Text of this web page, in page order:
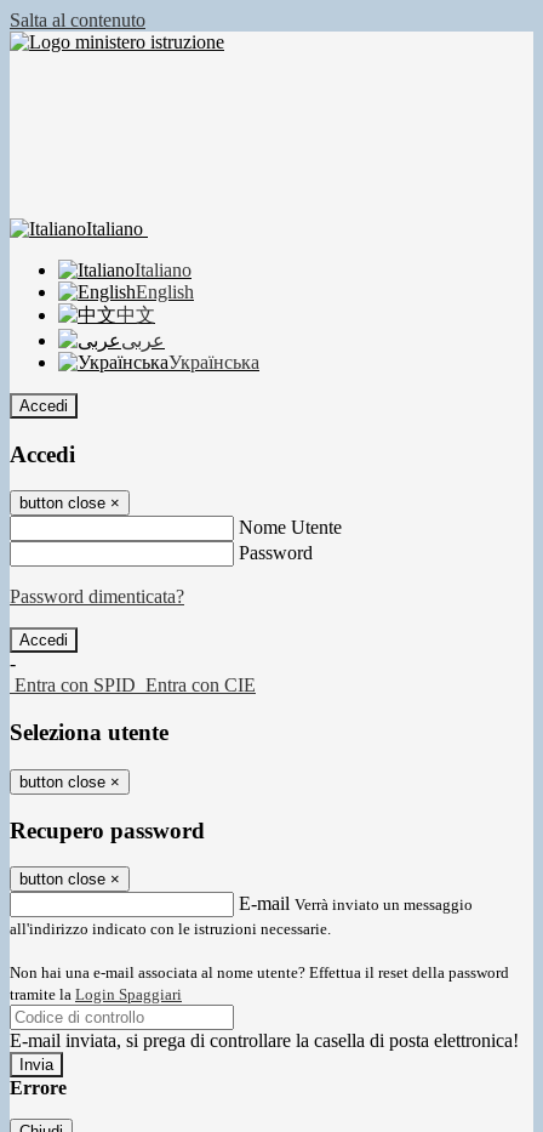
Salta al contenuto
Italiano
Italiano
English
中文
عربى
Українська
Accedi
Accedi
button close ×
Nome Utente
Password
Password dimenticata?
-
Entra con SPID Entra con CIE
Seleziona utente
button close ×
Recupero password
button close ×
E-mail Verrà inviato un messaggio
all'indirizzo indicato con le istruzioni necessarie.
Non hai una e-mail associata al nome utente? Effettua il reset della password
tramite la Login Spaggiari
E-mail inviata, si prega di controllare la casella di posta elettronica!
Errore